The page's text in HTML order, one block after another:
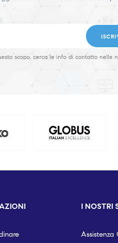
scopo, cerca le info di contatto nelle
I NOSTRI
Assistenza